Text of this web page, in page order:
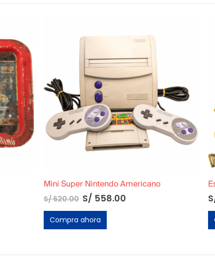
Estante Chiclets Addams Original
S/80.00
Compra ahora